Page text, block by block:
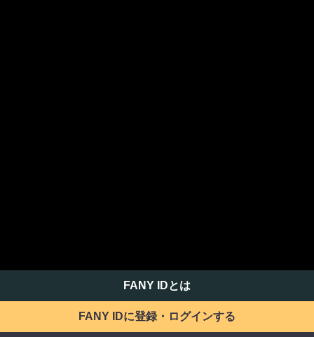
FANY IDとは
FANY IDに登録・ログインする